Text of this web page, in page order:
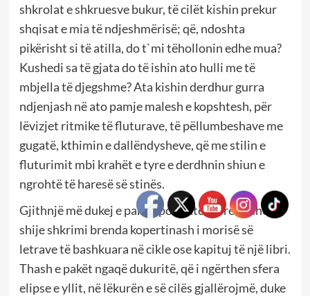
shkrolat e shkruesve bukur, të cilët kishin prekur
shqisat e mia të ndjeshmërisë; që, ndoshta
pikërisht si të atilla, do t`mi tëhollonin edhe mua?
Kushedi sa të gjata do të ishin ato hulli me të
mbjella të djegshme? Ata kishin derdhur gurra
ndjenjash në ato pamje malesh e kopshtesh, për
lëvizjet ritmike të fluturave, të pëllumbeshave me
gugatë, kthimin e dallëndysheve, që me stilin e
fluturimit mbi krahët e tyre e derdhnin shiun e
ngrohtë të haresë së stinës.
Gjithnjë më dukej e pakët, por linte mbresa dhe
shije shkrimi brenda kopertinash i morisë së
letrave të bashkuara në cikle ose kapituj të një libri.
Thash e pakët ngaqë dukuritë, që i ngërthen sfera
elipse e yllit, në lëkurën e së cilës gjallërojmë, duke